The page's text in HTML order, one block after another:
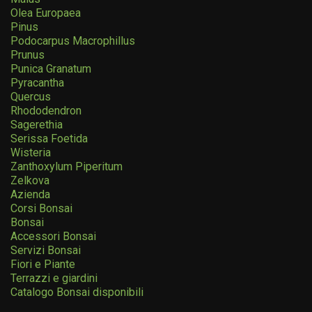
Olea Europaea
Pinus
Podocarpus Macrophillus
Prunus
Punica Granatum
Pyracantha
Quercus
Rhododendron
Sagerethia
Serissa Foetida
Wisteria
Zanthoxylum Piperitum
Zelkova
Azienda
Corsi Bonsai
Bonsai
Accessori Bonsai
Servizi Bonsai
Fiori e Piante
Terrazzi e giardini
Catalogo Bonsai disponibili